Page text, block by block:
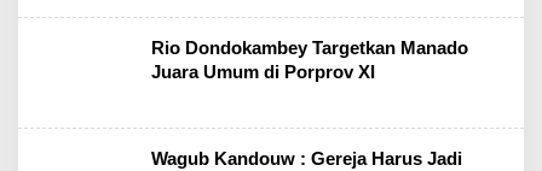
Rio Dondokambey Targetkan Manado
Juara Umum di Porprov XI
Wagub Kandouw : Gereja Harus Jadi